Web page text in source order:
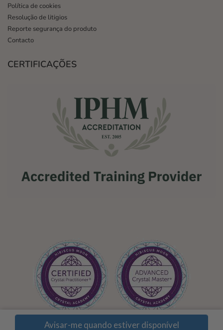
Avisar-me quando estiver disponível
Política de cookies
Resolução de litigios
Reporte segurança do produto
Contacto
CERTIFICAÇÕES